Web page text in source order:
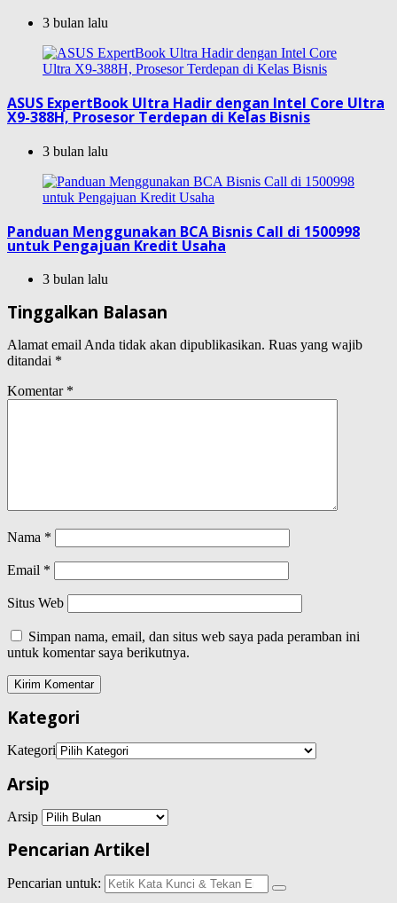
3 bulan lalu
ASUS ExpertBook Ultra Hadir dengan Intel Core Ultra
X9-388H, Prosesor Terdepan di Kelas Bisnis
3 bulan lalu
Panduan Menggunakan BCA Bisnis Call di 1500998
untuk Pengajuan Kredit Usaha
3 bulan lalu
Tinggalkan Balasan
Alamat email Anda tidak akan dipublikasikan. Ruas yang wajib
ditandai *
Komentar *
Nama *
Email *
Situs Web
Simpan nama, email, dan situs web saya pada peramban ini
untuk komentar saya berikutnya.
Kategori
Kategori
Arsip
Arsip
Pencarian Artikel
Pencarian untuk: